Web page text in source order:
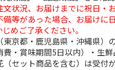
Ｂ定期便果物コ
（102）
円
・税込)
ビッグマスクメロ
ン ２個入
4.7（10）
4,150円
(送料・税込)
状況、お届けまでに祝日・
備等があった場合、お届けに
めご了承ください。
京都・鹿児島県・沖縄県）
費・賞味期間5日以内）・生
（セット商品を含む）は受付